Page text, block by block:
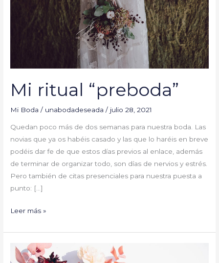
Mi ritual “preboda”
Mi Boda / unabodadeseada/ julio 28, 2021
Quedan poco más de dos semanas para nuestra boda. Las
novias que ya os habéis casado y las que lo haréis en breve
podéis dar fe de que estos días previos al enlace, además
de terminar de organizar todo, son días de nervios y estrés.
Pero también de citas presenciales para nuestra puesta a
punto: […]
Leer más »
Últimos
tips